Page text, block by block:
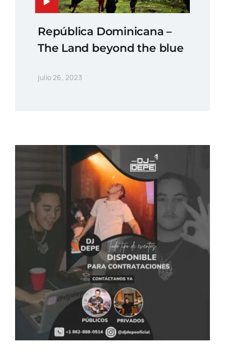
República Dominicana –
The Land beyond the blue
julio 26, 2023